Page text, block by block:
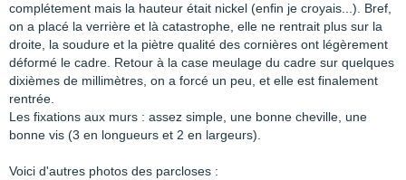
complétement mais la hauteur était nickel (enfin je croyais...). Bref,
on a placé la verrière et là catastrophe, elle ne rentrait plus sur la
droite, la soudure et la piètre qualité des cornières ont légèrement
déformé le cadre. Retour à la case meulage du cadre sur quelques
dixièmes de millimètres, on a forcé un peu, et elle est finalement
rentrée.
Les fixations aux murs : assez simple, une bonne cheville, une
bonne vis (3 en longueurs et 2 en largeurs).
Voici d'autres photos des parcloses :